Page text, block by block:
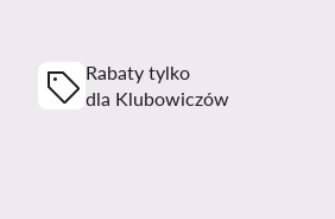
Rabaty tylko
dla Klubowiczów